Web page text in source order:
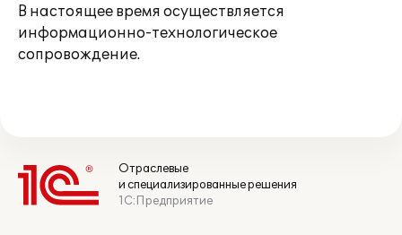
В настоящее время осуществляется
информационно-технологическое
сопровождение.
Отраслевые
и специализированные решения
1С:Предприятие